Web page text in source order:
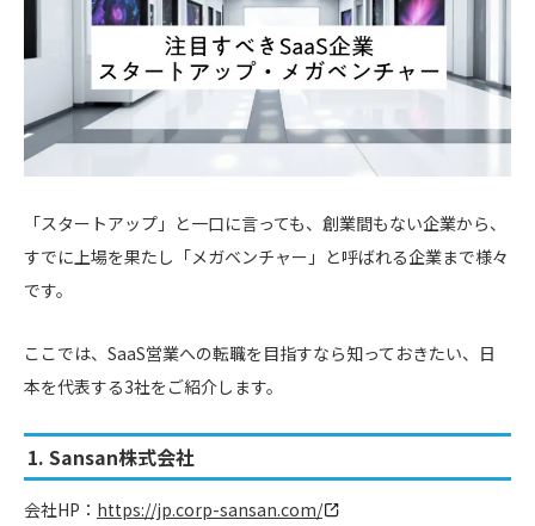
「スタートアップ」と一口に言っても、創業間もない企業から、
すでに上場を果たし「メガベンチャー」と呼ばれる企業まで様々
です。
ここでは、SaaS営業への転職を目指すなら知っておきたい、日
本を代表する3社をご紹介します。
1. Sansan株式会社
会社HP： https://jp.corp-sansan.com/